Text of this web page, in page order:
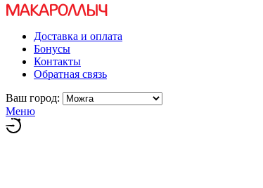
Доставка и оплата
Бонусы
Контакты
Обратная связь
Ваш город:
Меню